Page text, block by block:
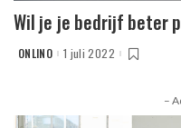
Wil je je bedrijf beter
POSTED
ONLINO 1 juli 2022
–